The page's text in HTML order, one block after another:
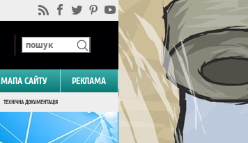
МАПА САЙТУ РЕКЛАМА
ТЕХНІЧНА ДОКУМЕНТАЦІЯ